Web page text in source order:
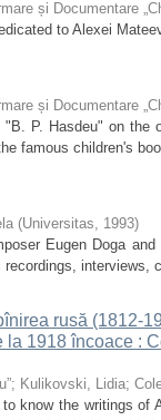
și Documentare
to Alexei
și Documentare
P. Hasdeu" on the
famous children's
(Universitas, 1993)
Eugen Doga
interviews,
rusă (1812-
la 1918 încoace :
; Kulikovski, Lidia;
know the writings of